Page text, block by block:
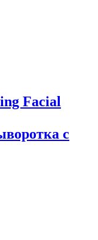
Facial
с